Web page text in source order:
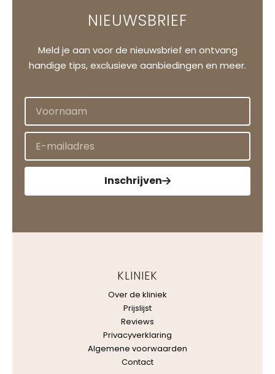
NIEUWSBRIEF
Meld je aan voor de nieuwsbrief en ontvang
handige tips, exclusieve aanbiedingen en meer.
Inschrijven
KLINIEK
Over de kliniek
Prijslijst
Reviews
Privacyverklaring
Algemene voorwaarden
Contact